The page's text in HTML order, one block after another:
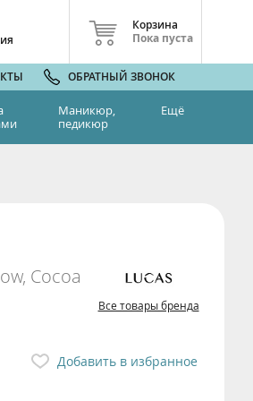
Корзина
Пока пуста
ОБРАТНЫЙ ЗВОНОК
Маникюр,
педикюр
Ещё
Cocoa
Все товары бренда
Добавить в избранное